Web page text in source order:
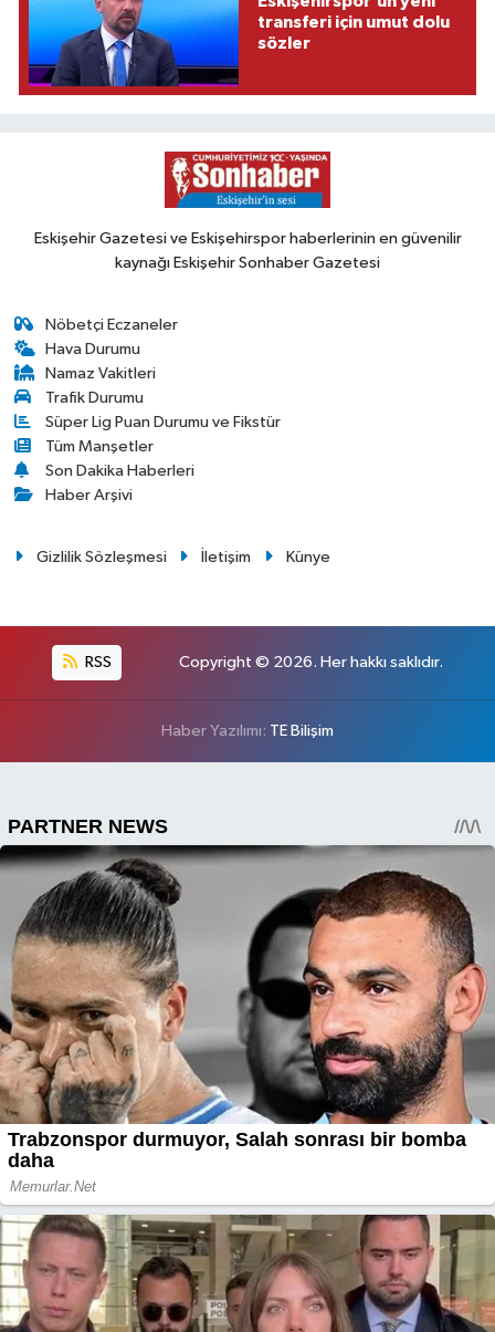
transferi için umut dolu
sözler
Eskişehir Gazetesi ve Eskişehirspor haberlerinin en güvenilir
kaynağı Eskişehir Sonhaber Gazetesi
Nöbetçi Eczaneler
Hava Durumu
Namaz Vakitleri
Trafik Durumu
Süper Lig Puan Durumu ve Fikstür
Tüm Manşetler
Son Dakika Haberleri
Haber Arşivi
Gizlilik Sözleşmesi İletişim Künye
RSS Copyright © 2026. Her hakkı saklıdır.
Haber Yazılımı: TE Bilişim